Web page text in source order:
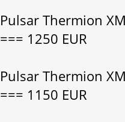
Pulsar Thermion
=== 1250 EUR
Pulsar Thermion
=== 1150 EUR